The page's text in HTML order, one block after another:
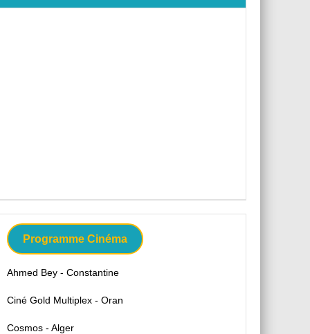
Programme Cinéma
Ahmed Bey - Constantine
Ciné Gold Multiplex - Oran
Cosmos - Alger